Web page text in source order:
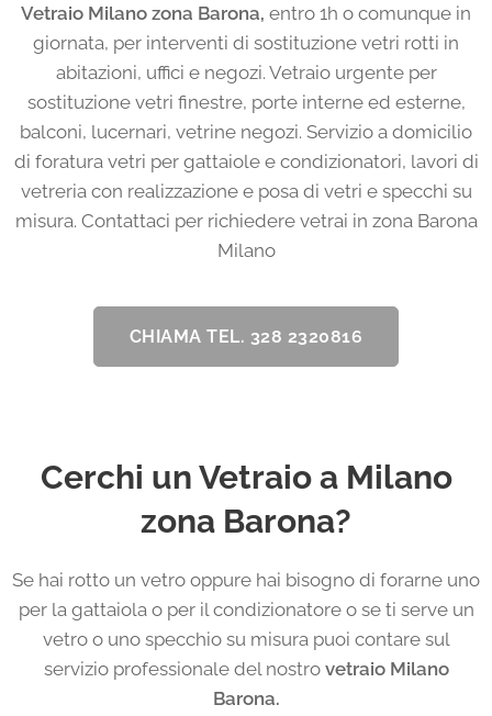
Vetraio Milano zona Barona, entro 1h o comunque in
giornata, per interventi di sostituzione vetri rotti in
abitazioni, uffici e negozi. Vetraio urgente per
sostituzione vetri finestre, porte interne ed esterne,
balconi, lucernari, vetrine negozi. Servizio a domicilio
di foratura vetri per gattaiole e condizionatori, lavori di
vetreria con realizzazione e posa di vetri e specchi su
misura. Contattaci per richiedere vetrai in zona Barona
Milano
CHIAMA TEL. 328 2320816
Cerchi un Vetraio a Milano
zona Barona?
Se hai rotto un vetro oppure hai bisogno di forarne uno
per la gattaiola o per il condizionatore o se ti serve un
vetro o uno specchio su misura puoi contare sul
servizio professionale del nostro vetraio Milano
Barona.